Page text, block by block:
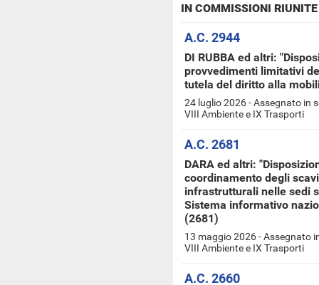
IN COMMISSIONI RIUNITE
A.C. 2944
DI RUBBA ed altri:
provvedimenti limitativi
tutela del diritto alla
24 luglio 2026 - Assegnato in
VIII Ambiente e IX Trasporti
A.C. 2681
DARA ed altri:
coordinamento degli
infrastrutturali nelle sedi
Sistema informativo
(2681)
13 maggio 2026 - Assegnato
VIII Ambiente e IX Trasporti
A.C. 2660